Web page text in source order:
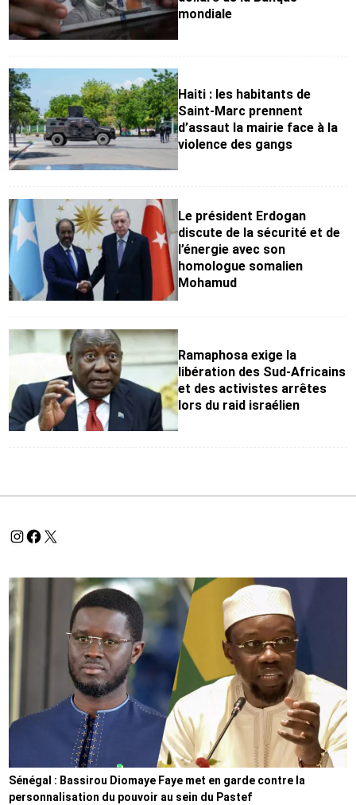
mondiale
Haiti : les habitants de
Saint-Marc prennent
d’assaut la mairie face à la
violence des gangs
Le président Erdogan
discute de la sécurité et de
l’énergie avec son
homologue somalien
Mohamud
Ramaphosa exige la
libération des Sud-Africains
et des activistes arrêtes
lors du raid israélien
Sénégal : Bassirou Diomaye Faye met en garde contre la
personnalisation du pouvoir au sein du Pastef